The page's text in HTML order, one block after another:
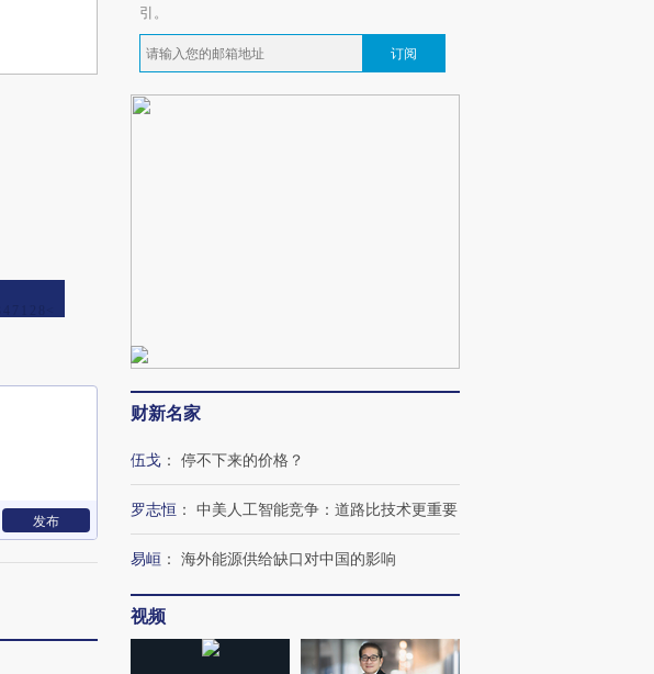
发布
引。
订阅
财新名家
伍戈 ： 停不下来的价格？
罗志恒 ： 中美人工智能竞争：道路比技术更重要
易峘 ： 海外能源供给缺口对中国的影响
视频